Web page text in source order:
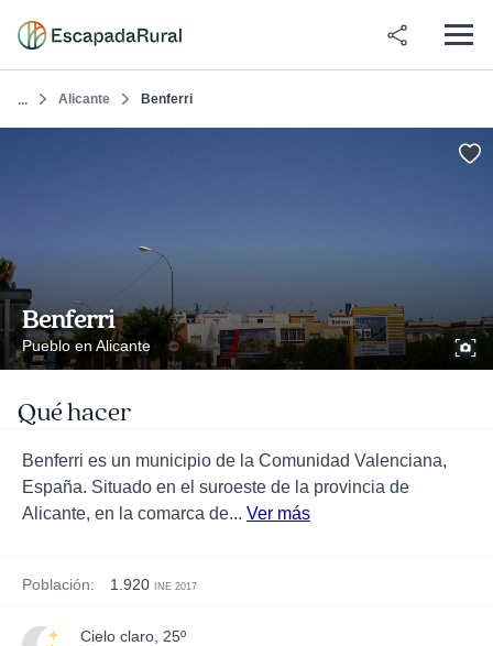
... Alicante Benferri
Benferri
Pueblo en Alicante
Qué hacer
Benferri es un municipio de la Comunidad Valenciana,
España. Situado en el suroeste de la provincia de
Alicante, en la comarca de... Ver más
Población: 1.920 INE 2017
cielo claro, 25º